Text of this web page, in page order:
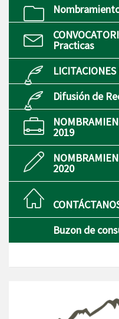
Practicas
Difusión de
2019
2020
Buzon de